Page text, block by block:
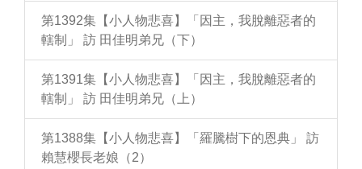
第1392集【小人物悲喜】「因主，我脫離惡者的
轄制」 訪 田佳明弟兄（下）
第1391集【小人物悲喜】「因主，我脫離惡者的
轄制」 訪 田佳明弟兄（上）
第1388集【小人物悲喜】「羅騰樹下的恩典」 訪
賴慧櫻長老娘（2）